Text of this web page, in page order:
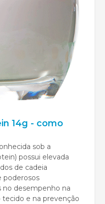
14g - como
sob a
possui elevada
de cadeia
poderosos
no desempenho na
e na prevenção